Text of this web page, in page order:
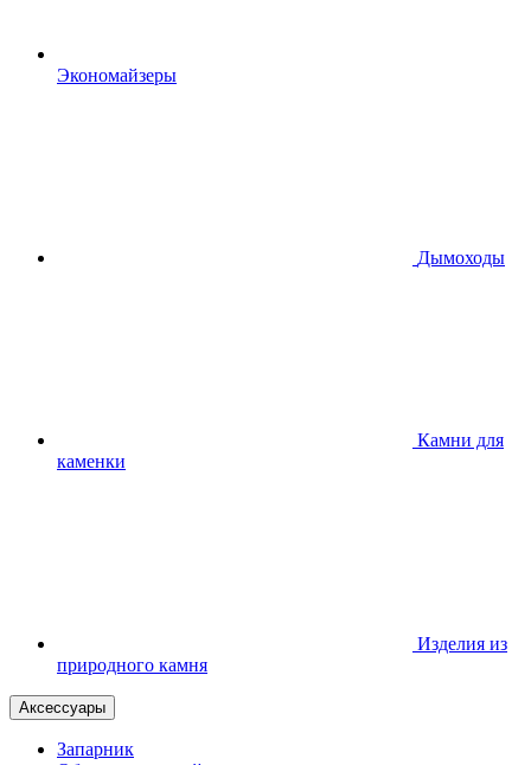
Экономайзеры
Дымоходы
Камни для
каменки
Изделия из
природного камня
Аксессуары
Запарник